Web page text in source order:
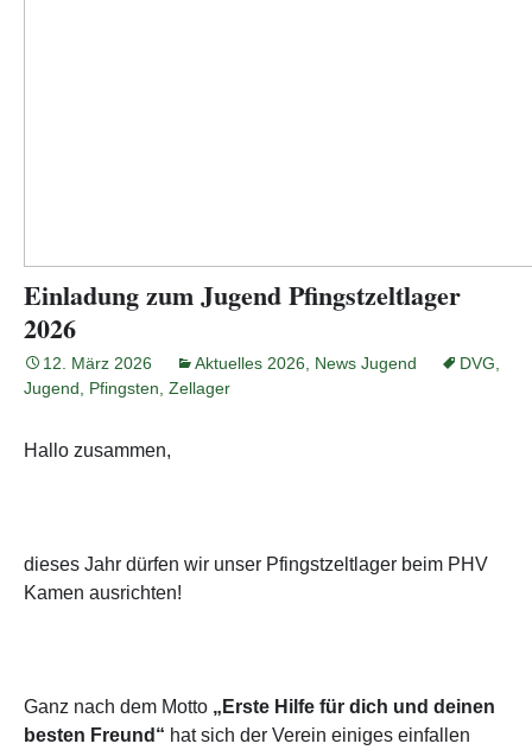
Einladung zum Jugend Pfingstzeltlager
2026
12. März 2026 Aktuelles 2026 News Jugend DVG
Jugend
Pfingsten Zellager
Hallo zusammen,
dieses Jahr dürfen wir unser Pfingstzeltlager beim PHV
Kamen ausrichten!
Ganz nach dem Motto „Erste Hilfe für dich und deinen
besten Freund“ hat sich der Verein einiges einfallen